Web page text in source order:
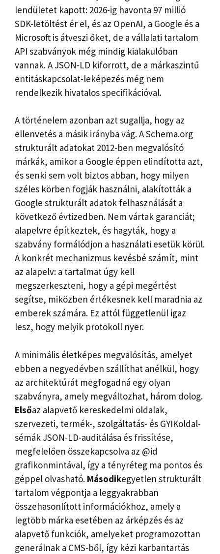
lendületet kapott: 2026-ig havonta 97 millió
SDK-letöltést ér el, és az OpenAI, a Google és a
Microsoft is átveszi őket, de a vállalati tartalom
API szabványok még mindig kialakulóban
vannak. A JSON-LD kiforrott, de a márkaszintű
entitáskapcsolat-leképezés még nem
rendelkezik hivatalos specifikációval.
A történelem azonban azt sugallja, hogy az
ellenvetés a másik irányba vág. A Schema.org
strukturált adatokat 2012-ben megvalósító
márkák, amikor a Google éppen elindította azt,
és senki sem volt biztos abban, hogy milyen
széles körben fogják használni, alakították a
Google strukturált adatok felhasználását a
következő évtizedben. Nem vártak garanciát;
alapelvre építkeztek, és hagyták, hogy a
szabvány formálódjon a használati esetük körül.
A konkrét mechanizmus kevésbé számít, mint
az alapelv: a tartalmat úgy kell
megszerkeszteni, hogy a gépi megértést
segítse, miközben értékesnek kell maradnia az
emberek számára. Ez attól függetlenül igaz
lesz, hogy melyik protokoll nyer.
A minimális életképes megvalósítás, amelyet
ebben a negyedévben szállíthat anélkül, hogy
az architektúrát megfogadná egy olyan
szabványra, amely megváltozhat, három dolog.
Elsőaz alapvető kereskedelmi oldalak,
szervezeti, termék-, szolgáltatás- és GYIKoldal-
sémák JSON-LD-auditálása és frissítése,
megfelelően összekapcsolva az @id
grafikonmintával, így a tényréteg ma pontos és
géppel olvasható. Másodikegyetlen strukturált
tartalom végpontja a leggyakrabban
összehasonlított információkhoz, amely a
legtöbb márka esetében az árképzés és az
alapvető funkciók, amelyeket programozottan
generálnak a CMS-ből, így kézi karbantartás